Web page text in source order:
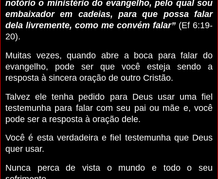
notório o ministério do evangelho, pelo qual sou
embaixador em cadeias, para que possa falar
dela livremente, como me convém falar” (Ef 6:19-
20).
Muitas vezes, quando abre a boca para falar do
evangelho, pode ser que você esteja sendo a
resposta à sincera oração de outro Cristão.
Talvez ele tenha pedido para Deus usar uma fiel
testemunha para falar com seu pai ou mãe e, você
pode ser a resposta à oração dele.
Você é esta verdadeira e fiel testemunha que Deus
quer usar.
Nunca perca de vista o mundo e todo o seu